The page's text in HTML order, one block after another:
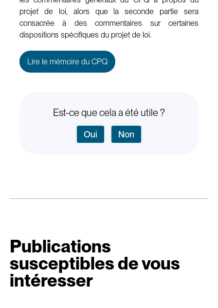
projet de loi, alors que la seconde partie sera
consacrée à des commentaires sur certaines
dispositions spécifiques du projet de loi.
Lire le mémoire du CPQ
Est-ce que cela a été utile ?
Oui Non
Publications
susceptibles de vous
intéresser